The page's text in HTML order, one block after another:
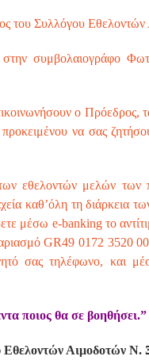
του Συλλόγου
στην συμβολαιογράφο
ο Πρόεδρος,
να σας
εθελοντών μελών
καθ’όλη τη
μέσω e-banking το
GR49 0172 3520
σας τηλέφωνο, και
ποιος θα σε βοηθήσει.”
Εθελοντών Αιμοδοτών